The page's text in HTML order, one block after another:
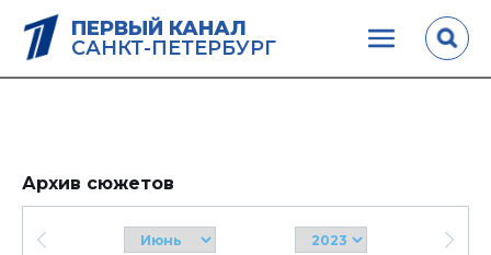
ПЕРВЫЙ КАНАЛ
САНКТ-ПЕТЕРБУРГ
Архив сюжетов